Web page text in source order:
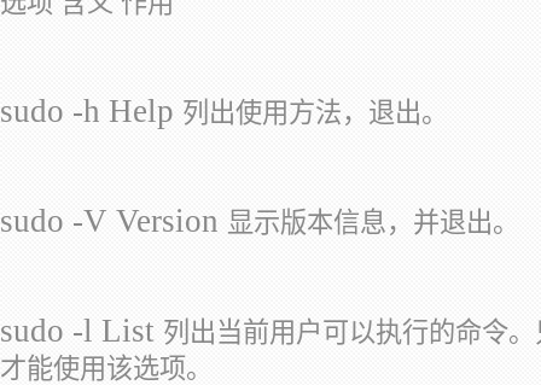
sudo -h Help 列出使用方法，退出。
sudo -V Version 显示版本信息，并退出。
sudo -l List 列出当前用户可以执行的命令
才能使用该选项。